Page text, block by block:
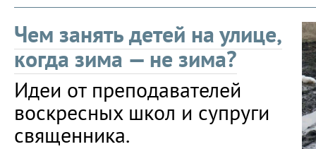
Чем занять детей на улице,
когда зима — не зима?
Идеи от преподавателей
воскресных школ и супруги
священника.